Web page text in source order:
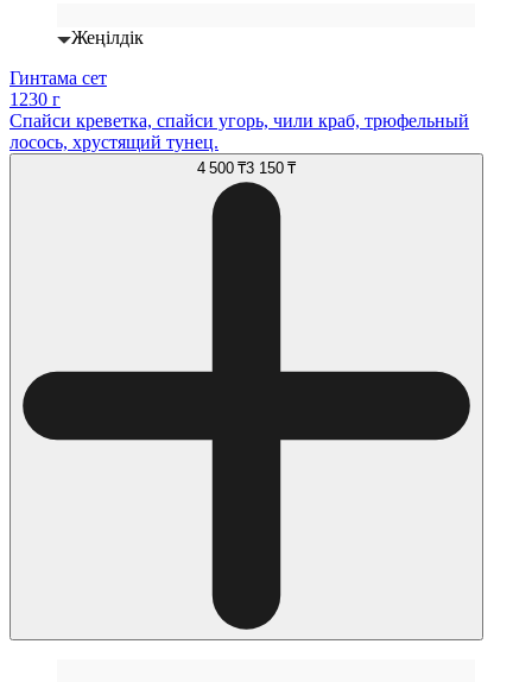
Жеңілдік
Гинтама сет
1230 г
Спайси креветка, спайси угорь, чили краб, трюфельный
лосось, хрустящий тунец.
4 500 ₸3 150 ₸